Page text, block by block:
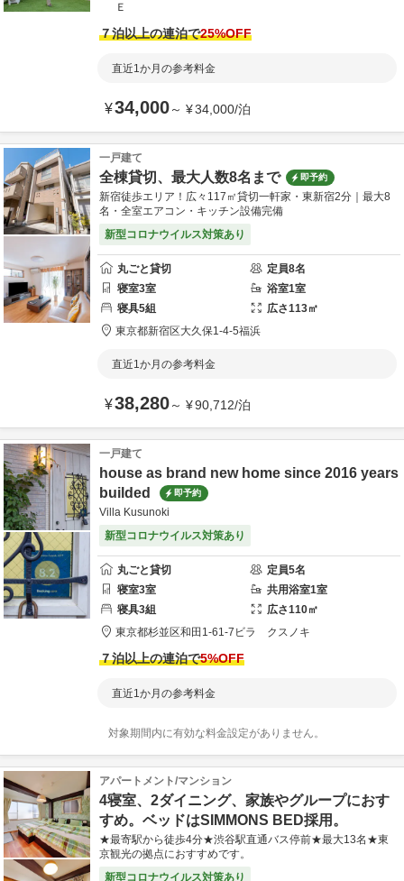
Ｅ
７泊以上の連泊で25%OFF
直近1か月の参考料金
¥34,000～ ¥34,000/泊
一戸建て
全棟貸切、最大人数8名まで 即予約
新宿徒歩エリア！広々117㎡貸切一軒家・東新宿2分｜最大8
名・全室エアコン・キッチン設備完備
新型コロナウイルス対策あり
丸ごと貸切 定員8名
寝室3室 浴室1室
寝具5組 広さ113㎡
東京都新宿区大久保1-4-5福浜
直近1か月の参考料金
¥38,280～ ¥90,712/泊
一戸建て
house as brand new home since 2016 years
builded
即予約
Villa Kusunoki
新型コロナウイルス対策あり
丸ごと貸切 定員5名
寝室3室 共用浴室1室
寝具3組 広さ110㎡
東京都杉並区和田1-61-7 ビラ クスノキ
７泊以上の連泊で5%OFF
直近1か月の参考料金
対象期間内に有効な料金設定がありません。
アパートメント/マンション
4寝室、2ダイニング、家族やグループにおす
すめ。ベッドはSIMMONS BED採用。
★最寄駅から徒歩4分★渋谷駅直通バス停前★最大13名★東
京観光の拠点におすすめです。
新型コロナウイルス対策あり